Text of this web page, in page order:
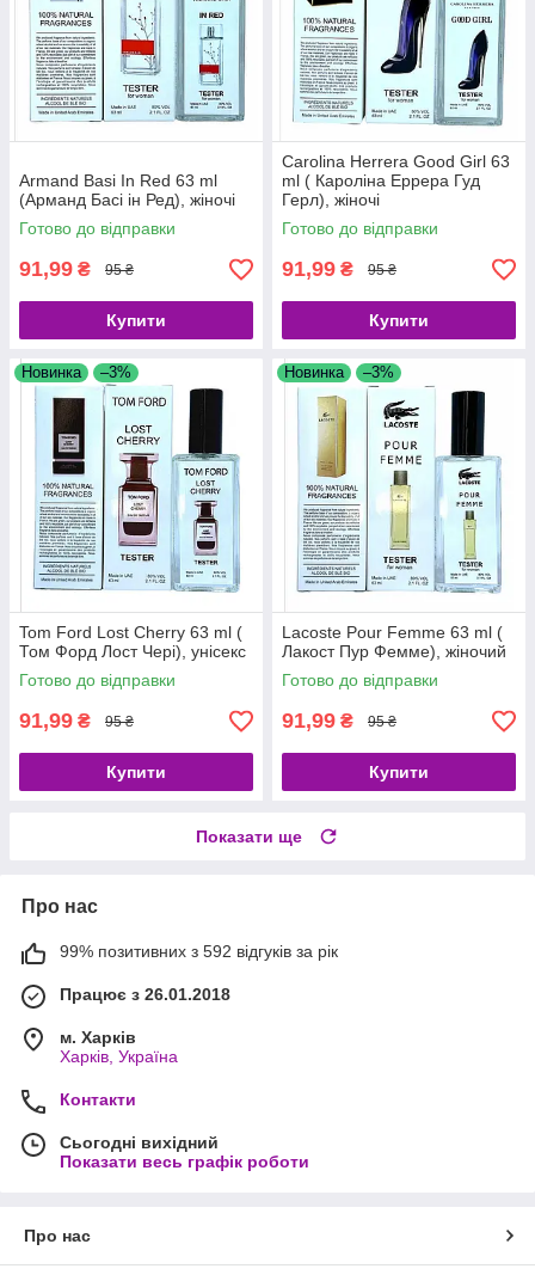
Armand Basi In Red 63 ml
(Арманд Басі ін Ред), жіночі
Готово до відправки
91,99 ₴ 95 ₴
Купити
Carolina Herrera Good Girl 63
ml ( Кароліна Еррера Гуд
Герл), жіночі
Готово до відправки
91,99 ₴ 95 ₴
Купити
Новинка –3%
Tom Ford Lost Cherry 63 ml (
Том Форд Лост Чері), унісекс
Готово до відправки
91,99 ₴ 95 ₴
Купити
Новинка –3%
Lacoste Pour Femme 63 ml (
Лакост Пур Фемме), жіночий
Готово до відправки
91,99 ₴ 95 ₴
Купити
Показати ще
Про нас
99% позитивних з 592 відгуків за рік
Працює з 26.01.2018
м. Харків
Харків, Україна
Контакти
Сьогодні вихідний
Показати весь графік роботи
Про нас